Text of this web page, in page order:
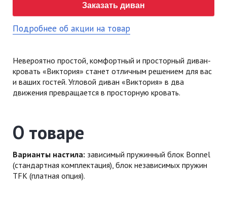
Заказать диван
Подробнее об акции на товар
Невероятно простой, комфортный и просторный диван-
кровать «Виктория» станет отличным решением для вас
и ваших гостей. Угловой диван «Виктория» в два
движения превращается в просторную кровать.
О товаре
Варианты настила: зависимый пружинный блок Bonnel
(стандартная комплектация), блок независимых пружин
TFK (платная опция).